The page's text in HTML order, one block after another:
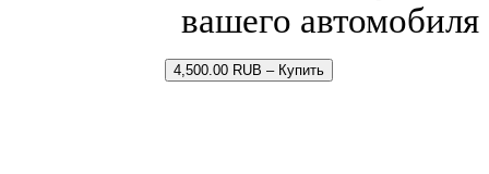
вашего автомобиля
4,500.00 RUB – Купить